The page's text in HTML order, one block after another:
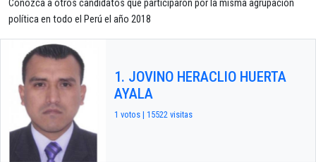
Conozca a otros candidatos que participaron por la misma agrupación
política en todo el Perú el año 2018
1. JOVINO HERACLIO HUERTA
AYALA
1 votos | 15522 visitas